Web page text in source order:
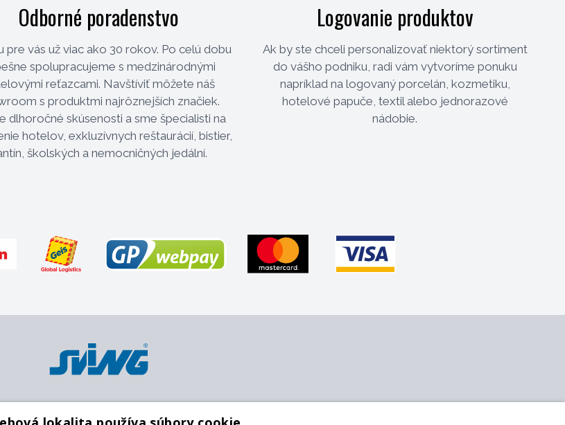
Odborné poradenstvo
pre vás už viac ako 30 rokov. Po celú dobu
spolupracujeme s medzinárodnými
reťazcami. Navštíviť môžete náš
s produktmi najrôznejších značiek.
dlhoročné skúsenosti a sme špecialisti na
hotelov, exkluzívnych reštaurácií, bistier,
školských a nemocničných jedální.
Logovanie produktov
Ak by ste chceli personalizovať niektorý sortiment
do vášho podniku, radi vám vytvoríme ponuku
napríklad na logovaný porcelán, kozmetiku,
hotelové papuče, textil alebo jednorazové
nádobie.